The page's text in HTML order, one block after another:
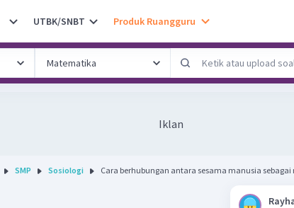
UTBK/SNBT Produk Ruangguru
Iklan
SMP Sosiologi Cara berhubungan antara sesama manusia sebagai